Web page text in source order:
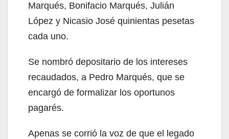
Marqués, Bonifacio Marqués, Julián
López y Nicasio José quinientas pesetas
cada uno.
Se nombró depositario de los intereses
recaudados, a Pedro Marqués, que se
encargó de formalizar los oportunos
pagarés.
Apenas se corrió la voz de que el legado